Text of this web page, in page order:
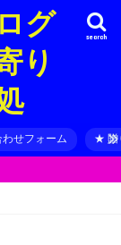
グ
り
search
わせフォーム ★ 贈